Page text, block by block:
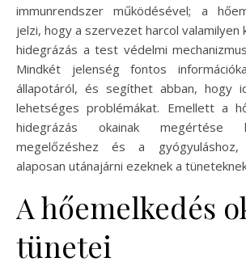
immunrendszer működésével; a
jelzi, hogy a szervezet harcol valamilyen
hidegrázás a test védelmi
Mindkét jelenség fontos
állapotáról, és segíthet abban, hogy
lehetséges problémákat. Emellett a
hidegrázás okainak megértése
megelőzéshez és a
alaposan utánajárni ezeknek a
A hőemelkedés
tünetei